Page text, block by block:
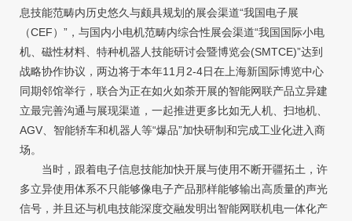
息技能范畴内历史悠久与颇具规划的展会渠道“我国电子展
（CEF）”，与国内小电机范畴内综合性展会渠道“我国国际小电
机、磁性材料、特种机器人技能研讨会暨博览会(SMTCE)”达到
战略协作协议，两边将于本年11月2-4日在上海新国际博览中心
同期邻馆举行，联合为正在如火如荼开展的智能网联产品立异建
立最完善沟通与展现渠道，一起推进更多比如无人机、扫地机、
AGV、智能轿车和机器人等“爆品”加快研制和完成工业化进入商
场。
当时，跟着电子信息技能加快开展与使用不断开疆拓土，许
多立异使用体系不只能够像电子产品那样能够输出高质量的声光
信号，并且还与机电技能深度交融发明出智能网联机电一体化产